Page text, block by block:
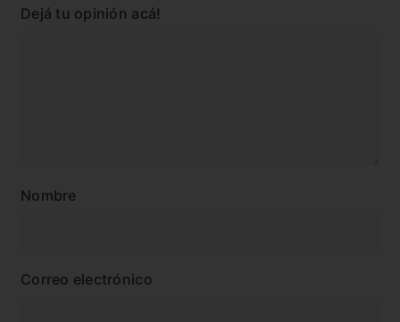
Dejá tu opinión acá!
Nombre
Correo electrónico